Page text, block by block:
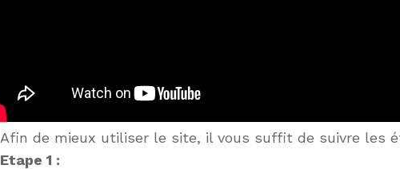
Afin de mieux utiliser le site, il vous suffit de suivre les
Etape 1 :